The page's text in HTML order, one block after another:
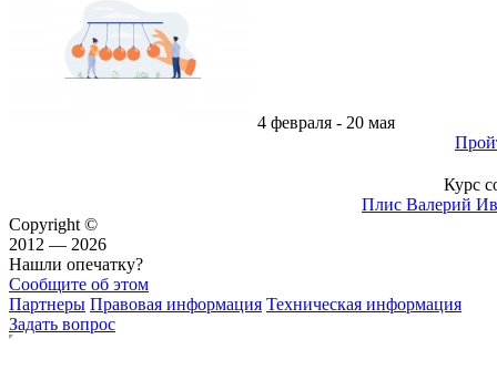
4 февраля - 20 мая
Курс
Плис Валерий
Copyright ©
2012 — 2026
Нашли опечатку?
Сообщите об этом
Партнеры Правовая информация Техническая информация
Задать вопрос